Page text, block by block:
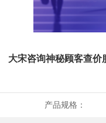
大宋咨询神秘顾客查价
产品规格：